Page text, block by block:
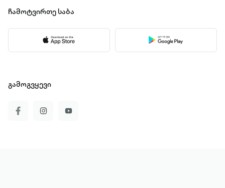
ჩამოტვირთე საბა
გამოგვყევი